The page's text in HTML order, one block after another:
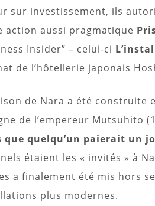
sur investissement, ils
action aussi pragmatique
Insider” – celui-ci
de l’hôtellerie japonais
de Nara a été construite
de l’empereur Mutsuhito
que quelqu’un paierait un
étaient les « invités » à
a finalement été mis hors
plus modernes.